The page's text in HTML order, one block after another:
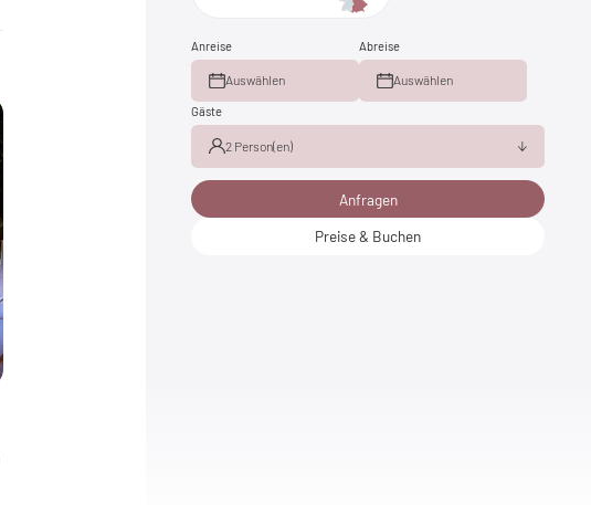
Anreise
Auswählen
Abreise
Auswählen
Gäste
2 Person(en)
Anfragen
Preise & Buchen